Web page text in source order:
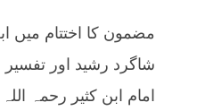
مضمون کا اختتام میں
شاگرد رشید اور
امام ابن کثیر رحمہ